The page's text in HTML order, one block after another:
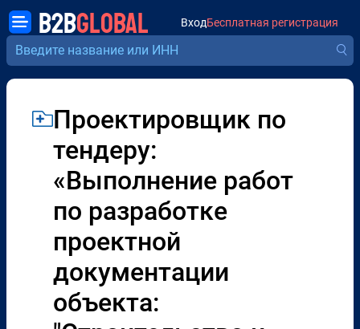
B2BGLOBAL ВходБесплатная регистрация
Проектировщик по
тендеру:
«Выполнение работ
по разработке
проектной
документации
объекта: